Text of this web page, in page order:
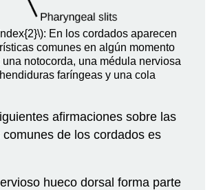
: En los cordados aparecen
comunes en algún momento
notocorda, una médula nerviosa
faríngeas y una cola
afirmaciones sobre las
de los cordados es
hueco dorsal forma parte